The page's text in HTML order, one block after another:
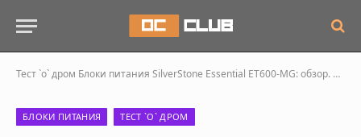
Тест `о` дром Блоки питания SilverStone Essential ET600-MG: обзор. Из крайности в крайность
БЛОКИ ПИТАНИЯ ТЕСТ `О` ДРОМ